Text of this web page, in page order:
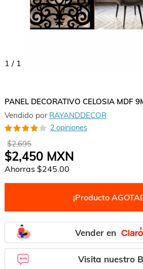
1 / 1
PANEL DECORATIVO CELOSIA MDF
Vendido por RAYANDDECOR
2 opiniones
$2,695
$2,450MXN
Ahorras $245.00
¡Producto
Vender en
Visita nuestro